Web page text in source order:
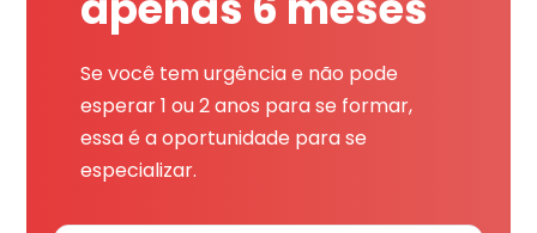
Se você tem urgência e não pode
esperar 1 ou 2 anos para se formar,
essa é a oportunidade para se
especializar.